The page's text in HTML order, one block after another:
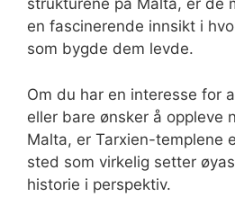
strukturene på Malta, er de
en fascinerende innsikt i
som bygde dem levde.
Om du har en interesse for
eller bare ønsker å oppleve
Malta, er Tarxien-templene
sted som virkelig setter
historie i perspektiv.